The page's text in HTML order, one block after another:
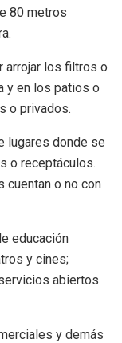
80 metros
arrojar los filtros o
y en los patios o
o privados.
lugares donde se
o receptáculos.
cuentan o no con
educación
y cines;
abiertos
y demás